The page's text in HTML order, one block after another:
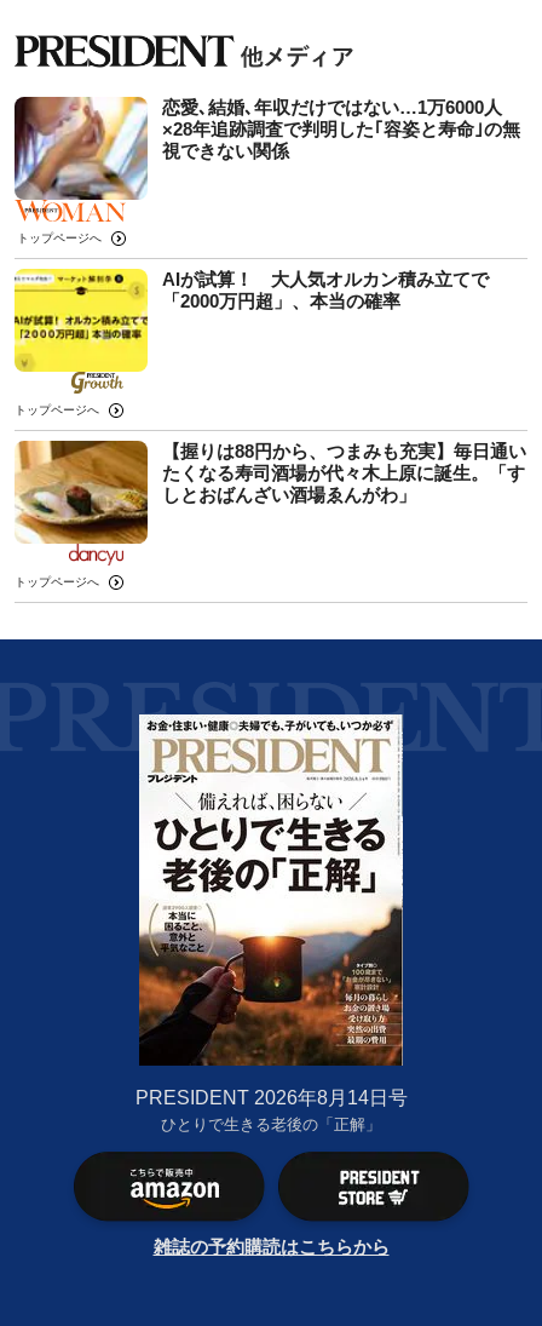
恋愛､結婚､年収だけではない…1万6000人
×28年追跡調査で判明した｢容姿と寿命｣の無
視できない関係
トップページへ
AIが試算！ 大人気オルカン積み立てで
「2000万円超」、本当の確率
トップページへ
【握りは88円から、つまみも充実】毎日通い
たくなる寿司酒場が代々木上原に誕生。「す
しとおばんざい酒場ゑんがわ」
トップページへ
PRESIDENT 2026年8月14日号
ひとりで生きる老後の「正解」
雑誌の予約購読はこちらから